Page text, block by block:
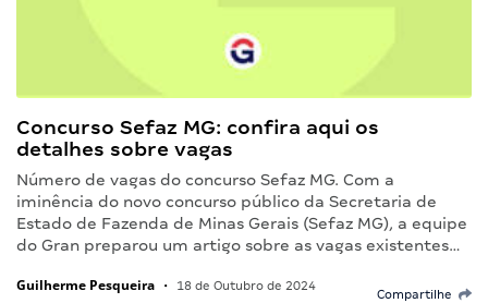
Concurso Sefaz MG: confira aqui os
detalhes sobre vagas
Número de vagas do concurso Sefaz MG. Com a
iminência do novo concurso público da Secretaria de
Estado de Fazenda de Minas Gerais (Sefaz MG), a equipe
do Gran preparou um artigo sobre as vagas existentes…
Guilherme Pesqueira • 18 de Outubro de 2024
Compartilhe